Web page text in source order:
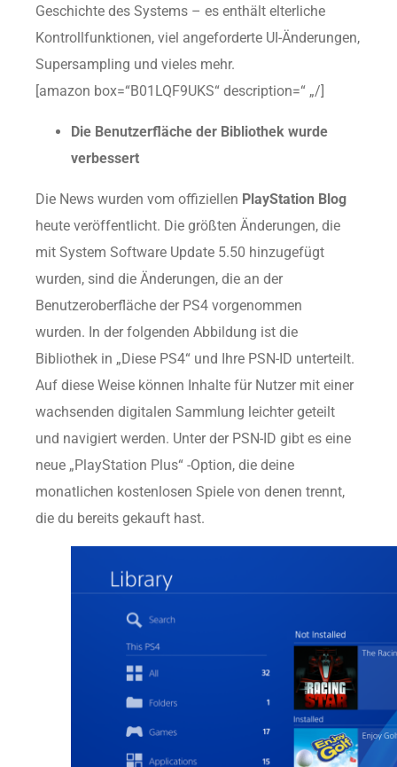
Geschichte des Systems – es enthält elterliche
Kontrollfunktionen, viel angeforderte UI-Änderungen,
Supersampling und vieles mehr.
[amazon box=“B01LQF9UKS“ description=“ „/]
Die Benutzerfläche der Bibliothek wurde
verbessert
Die News wurden vom offiziellen PlayStation Blog
heute veröffentlicht. Die größten Änderungen, die
mit System Software Update 5.50 hinzugefügt
wurden, sind die Änderungen, die an der
Benutzeroberfläche der PS4 vorgenommen
wurden. In der folgenden Abbildung ist die
Bibliothek in „Diese PS4“ und Ihre PSN-ID unterteilt.
Auf diese Weise können Inhalte für Nutzer mit einer
wachsenden digitalen Sammlung leichter geteilt
und navigiert werden. Unter der PSN-ID gibt es eine
neue „PlayStation Plus“ -Option, die deine
monatlichen kostenlosen Spiele von denen trennt,
die du bereits gekauft hast.